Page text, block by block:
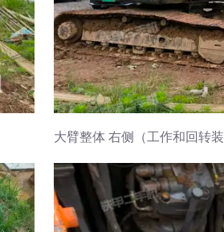
大臂整体 右侧（工作和回转